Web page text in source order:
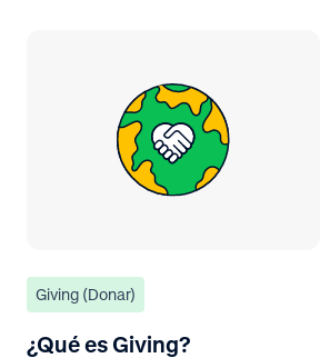
Giving (Donar)
¿Qué es Giving?